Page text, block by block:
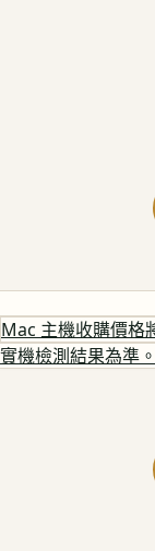
Mac 主機收購價格
實機檢測結果為準。